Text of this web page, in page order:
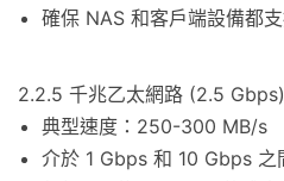
確保 NAS 和客戶端設備都
2.2.5 千兆乙太網路 (2.5 Gbps)
典型速度：250-300 MB/s
介於 1 Gbps 和 10 Gbps 之